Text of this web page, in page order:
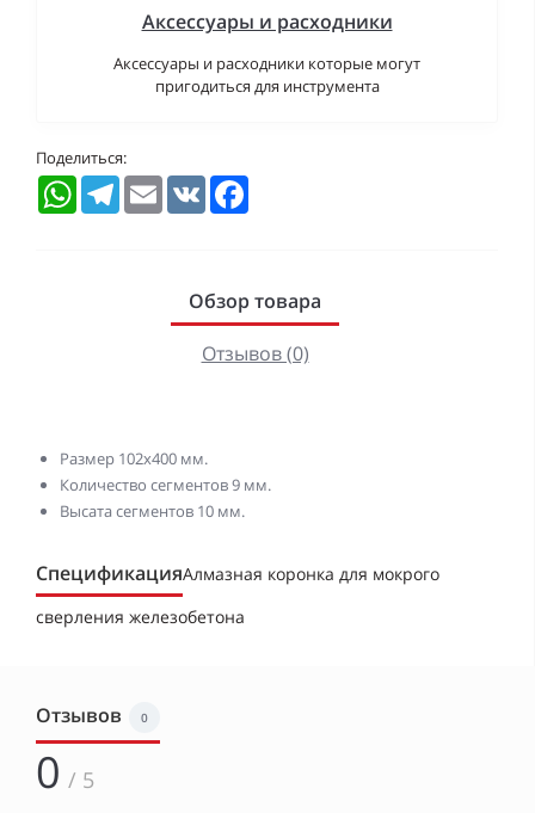
Аксессуары и расходники
Аксессуары и расходники которые могут
пригодиться для инструмента
Поделиться:
WhatsAppTelegramEmail VK
Обзор товара
Отзывов (0)
Размер 102х400 мм.
Количество сегментов 9 мм.
Высата сегментов 10 мм.
СпецификацияАлмазная коронка для мокрого
сверления железобетона
Отзывов 0
0 / 5